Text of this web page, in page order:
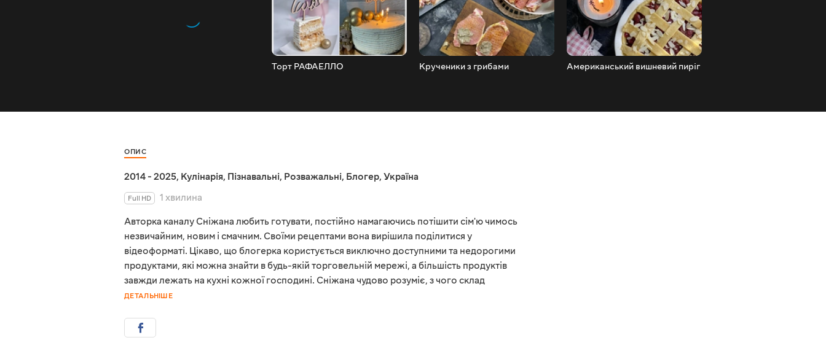
Торт РАФАЕЛЛО Крученики з грибами Американський вишневий пиріг
ОПИС
2014 - 2025, Кулінарія, Пізнавальні, Розважальні, Блогер, Україна
Full HD
1 хвилина
Авторка каналу Сніжана любить готувати, постійно намагаючись потішити сім'ю чимось
незвичайним, новим і смачним. Своїми рецептами вона вирішила поділитися у
відеоформаті. Цікаво, що блогерка користується виключно доступними та недорогими
продуктами, які можна знайти в будь-якій торговельній мережі, а більшість продуктів
завжди лежать на кухні кожної господині. Сніжана чудово розуміє, з чого склад
ДЕТАЛЬНІШЕ